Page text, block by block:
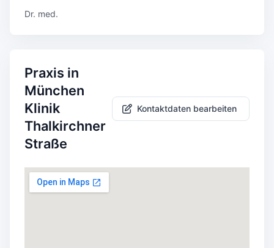
Dr. med.
Praxis in
München
Klinik
Thalkirchner
Straße
Kontaktdaten bearbeiten